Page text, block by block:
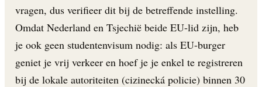
vragen, dus verifieer dit bij de betreffende instelling.
Omdat Nederland en Tsjechië beide EU-lid zijn, heb
je ook geen studentenvisum nodig: als EU-burger
geniet je vrij verkeer en hoef je je enkel te registreren
bij de lokale autoriteiten (cizinecká policie) binnen 30